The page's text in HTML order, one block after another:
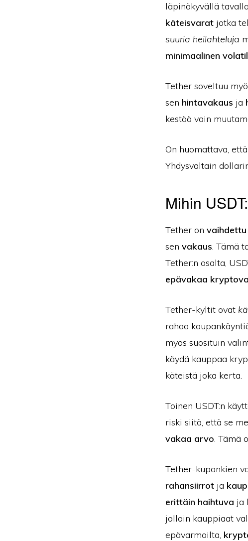
läpinäkyvällä
käteisvarat jotka
suuria heilahteluja
minimaalinen
Tether soveltuu
sen hintavakaus ja
kestää vain
On huomattava, että
Yhdysvaltain
Mihin
Tether on vaihdettu
sen vakaus. Tämä
Tether:n osalta,
epävakaa
Tether-kyltit ovat
rahaa
myös suosituin
käydä kauppaa
käteistä joka kerta.
Toinen USDT:n
riski siitä, että se
vakaa arvo. Tämä
Tether-kuponkien
rahansiirrot ja
erittäin haihtuva ja
jolloin kauppiaat
epävarmoilta,